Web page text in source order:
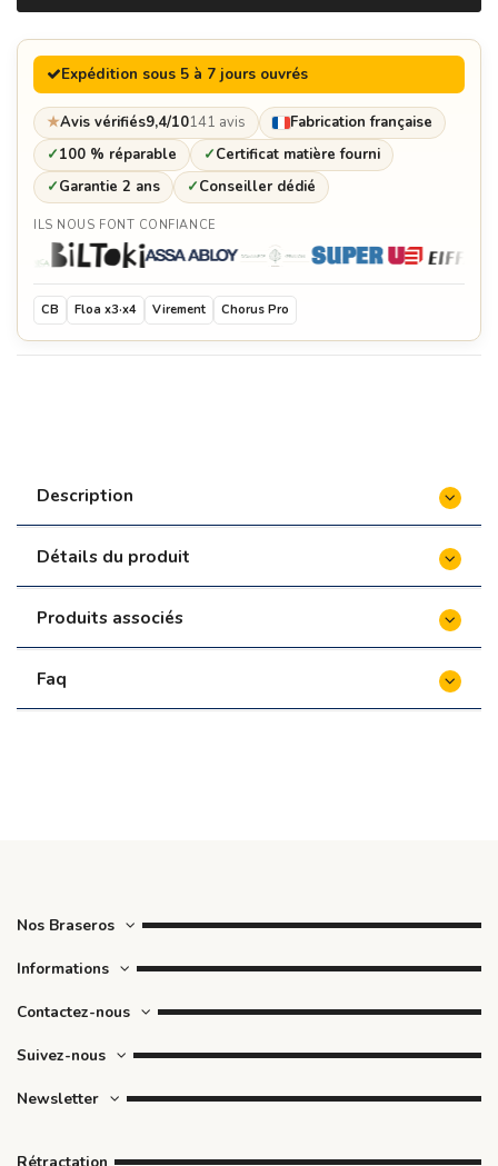
Intempéries Made in France
192,60 €
Expédition sous 5 à 7 jours ouvrés
★Avis vérifiés9,4/10141 avis
Fabrication française
✓100 % réparable ✓Certificat matière fourni
✓Garantie 2 ans ✓Conseiller dédié
ILS NOUS FONT CONFIANCE
CB Floa x3·x4 Virement Chorus Pro
Description
Détails du produit
Produits associés
Faq
Nos Braseros
Informations
Contactez-nous
Suivez-nous
Newsletter
Rétractation